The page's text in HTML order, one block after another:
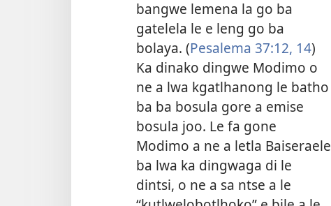
bangwe lemena la go ba
gatelela le e leng go ba
bolaya. (Pesalema 37:12, 14)
Ka dinako dingwe Modimo o
ne a lwa kgatlhanong le batho
ba ba bosula gore a emise
bosula joo. Le fa gone
Modimo a ne a letla Baiseraele
ba lwa ka dingwaga di le
dintsi, o ne a sa ntse a le